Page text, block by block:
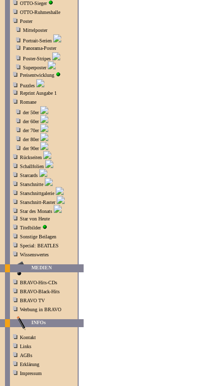
OTTO-Sieger
OTTO-Ruhmeshalle
Poster
Mittelposter
Portrait-Serien
Panorama-Poster
Poster-Stripes
Superposter
Preisentwicklung
Puzzles
Reprint Ausgabe 1
Romane
der 50er
der 60er
der 70er
der 80er
der 90er
Rückseiten
Schallfolien
Starcards
Starschnitte
Starschnittgalerie
Starschnitt-Raster
Star des Monats
Star von Heute
Titelbilder
Sonstige Beilagen
Special: BEATLES
Wissenswertes
MEDIEN
BRAVO-Hits-CDs
BRAVO-Black-Hits
BRAVO TV
Werbung in BRAVO
INFOs
Kontakt
Links
AGBs
Erklärung
Impressum